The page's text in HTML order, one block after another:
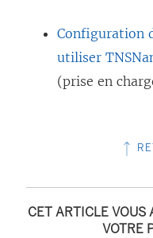
Configuration
utiliser
(prise en
CET ARTICLE VOUS
VOTRE